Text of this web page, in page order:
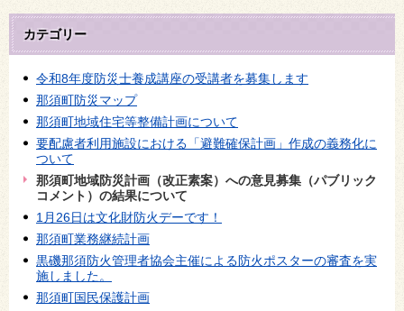
カテゴリー
令和8年度防災士養成講座の受講者を募集します
那須町防災マップ
那須町地域住宅等整備計画について
要配慮者利用施設における「避難確保計画」作成の義務化に
ついて
那須町地域防災計画（改正素案）への意見募集（パブリック
コメント）の結果について
1月26日は文化財防火デーです！
那須町業務継続計画
黒磯那須防火管理者協会主催による防火ポスターの審査を実
施しました。
那須町国民保護計画